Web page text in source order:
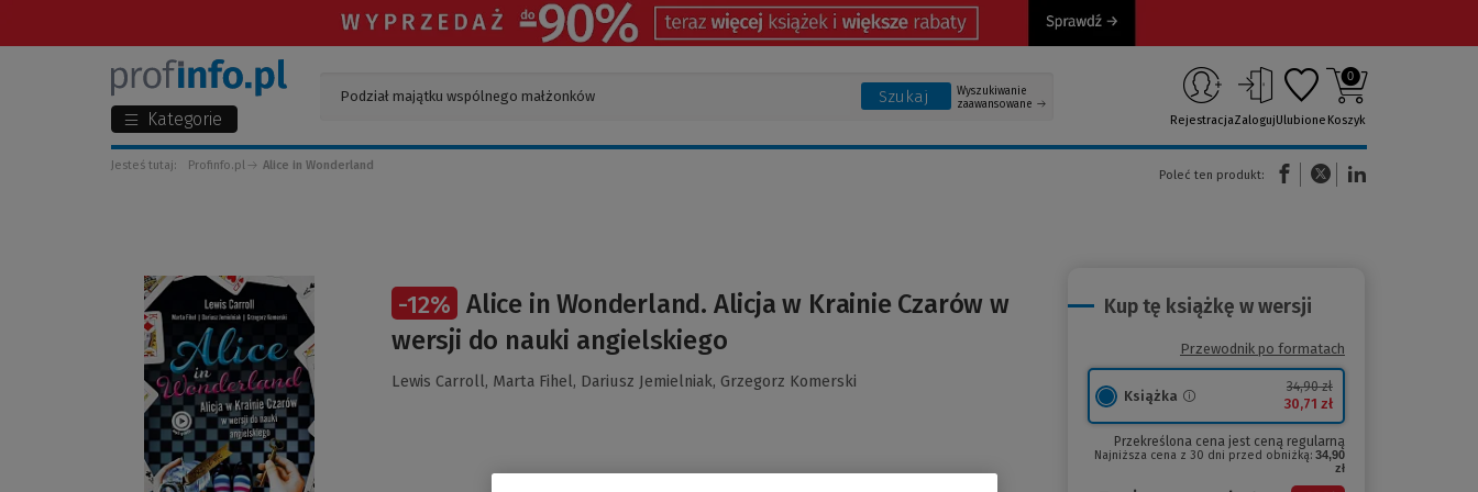
Kategorie
Szukaj
Wyszukiwanie
zaawansowane
RejestracjaZalogujUlubione
0
Koszyk
Jesteś tutaj: Profinfo.pl Alice in Wonderland
Poleć ten produkt:
(Nowe okno)(Link do innej strony)
-12% Alice in Wonderland. Alicja w Krainie Czarów w
wersji do nauki angielskiego
Lewis Carroll, Marta Fihel, Dariusz Jemielniak, Grzegorz Komerski
Kup tę książkę w wersji
Przewodnik po formatach
Książka
34,90 zł
30,71 zł
Przekreślona cena jest ceną regularną
Najniższa cena z 30 dni przed obniżką: 34,90
zł